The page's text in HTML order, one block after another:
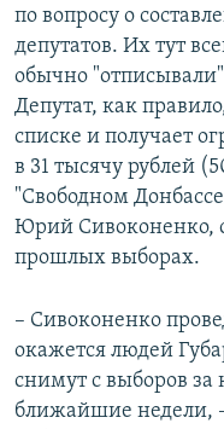
по вопросу о
депутатов. Их тут
обычно
Депутат, как
списке и получает
в 31 тысячу рублей
"Свободном
Юрий Сивоконенко,
прошлых выборах.
– Сивоконенко
окажется людей
снимут с выборов
ближайшие недели,